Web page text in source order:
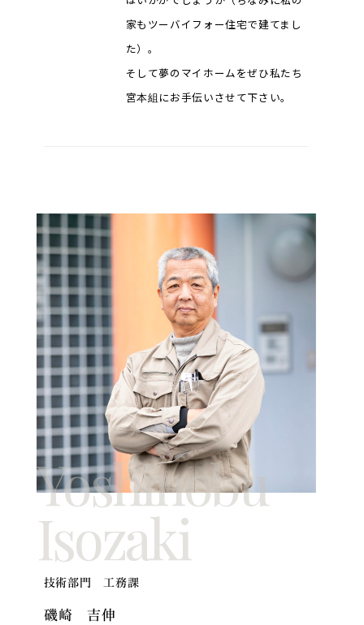
家もツーバイフォー住宅で建てまし
た）。
そして夢のマイホームをぜひ私たち
宮本組にお手伝いさせて下さい。
Yoshinobu
Isozaki
技術部門 工務課
磯崎 吉伸